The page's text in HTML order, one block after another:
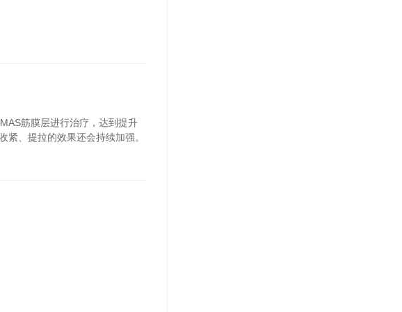
筋膜层进行治疗，达到提升
、提拉的效果还会持续加强。